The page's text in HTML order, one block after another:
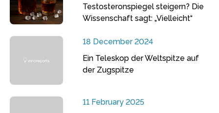
Testosteronspiegel steigern? Die
Wissenschaft sagt: „Vielleicht“
18 December 2024
Ein Teleskop der Weltspitze auf
der Zugspitze
11 February 2025